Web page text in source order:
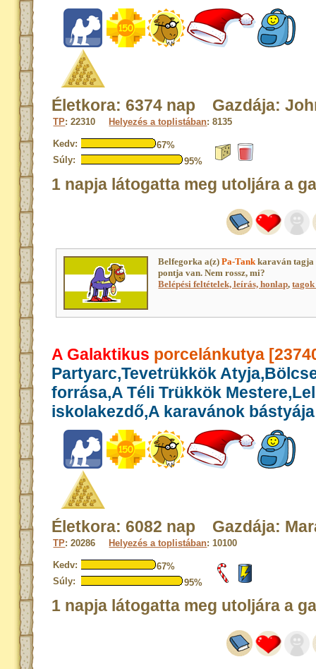
Életkora: 6374 nap Gazdája:
TP: 22310 Helyezés a toplistában: 8135
Kedv:
67%
Súly:
95%
1 napja látogatta meg utoljára a
Belfegorka a(z)Pa-Tankkaraván tagja
pontja van. Nem rossz, mi?
Belépési feltételek, leírás, honlap,
A Galaktikus porcelánkutya
Partyarc,Tevetrükkök
forrása,A Téli Trükkök
iskolakezdő,A karavánok bástyája
Életkora: 6082 nap Gazdája:
TP: 20286 Helyezés a toplistában: 10100
Kedv:
67%
Súly:
95%
1 napja látogatta meg utoljára a